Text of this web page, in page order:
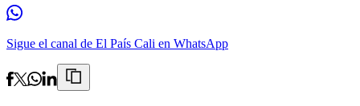
Sigue el canal de El País Cali en WhatsApp